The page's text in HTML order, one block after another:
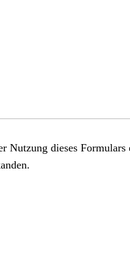
Nutzung dieses Formulars